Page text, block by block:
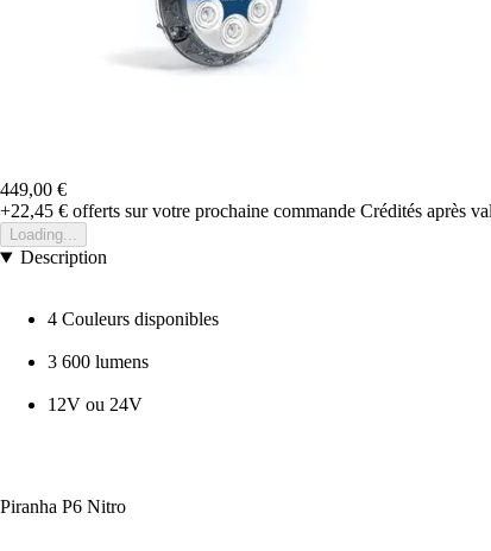
449,00 €
+22,45 € offerts sur votre prochaine commande Crédités après
Loading...
Description
4 Couleurs disponibles
3 600 lumens
12V ou 24V
Piranha P6 Nitro